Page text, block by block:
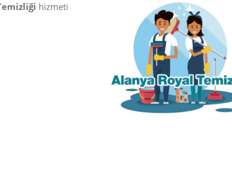
hizmeti